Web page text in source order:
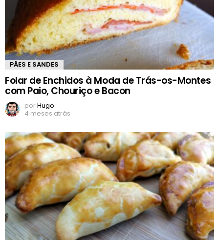
PÃES E SANDES
Folar de Enchidos à Moda de Trás-os-Montes
com Paio, Chouriço e Bacon
porHugo
4 meses atrás